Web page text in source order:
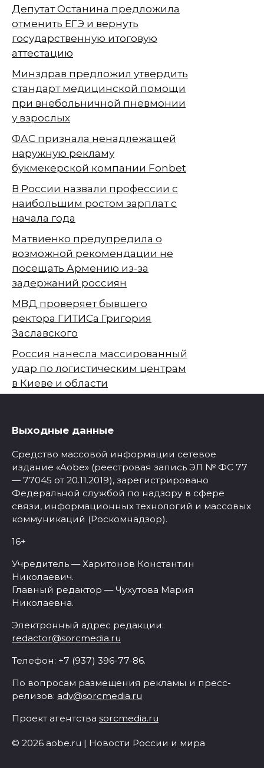
Депутат Останина предложила
отменить ЕГЭ и вернуть
государственную итоговую
аттестацию
Минздрав предложил утвердить
стандарт медицинской помощи
при внебольничной пневмонии
у взрослых
ФАС признала ненадлежащей
наружную рекламу
букмекерской компании Fonbet
В России назвали профессии с
наибольшим ростом зарплат с
начала года
Матвиенко предупредила о
возможной рекомендации не
посещать Армению из-за
задержаний россиян
МВД проверяет бывшего
ректора ГИТИСа Григория
Заславского
Россия нанесла массированный
удар по логистическим центрам
в Киеве и области
Выходные данные
Средство массовой информации сетевое
издание «Aobe» (реестровая запись ЭЛ № ФС 77
— 77045 от 20.11.2019), зарегистрировано
Федеральной службой по надзору в сфере
связи, информационных технологий и массовых
коммуникаций (Роскомнадзор).
16+
Учредитель — Харитонов Константин
Николаевич.
Главный редактор — Чухутова Мария
Николаевна.
Электронный адрес редакции:
redactor@sorcmedia.ru
Телефон: +7 (937) 396-77-86.
По вопросам размещения рекламы и пресс-
релизов: adv@sorcmedia.ru
Проект агентства sorcmedia.ru
© 2026 aobe.ru | Новости России и мира